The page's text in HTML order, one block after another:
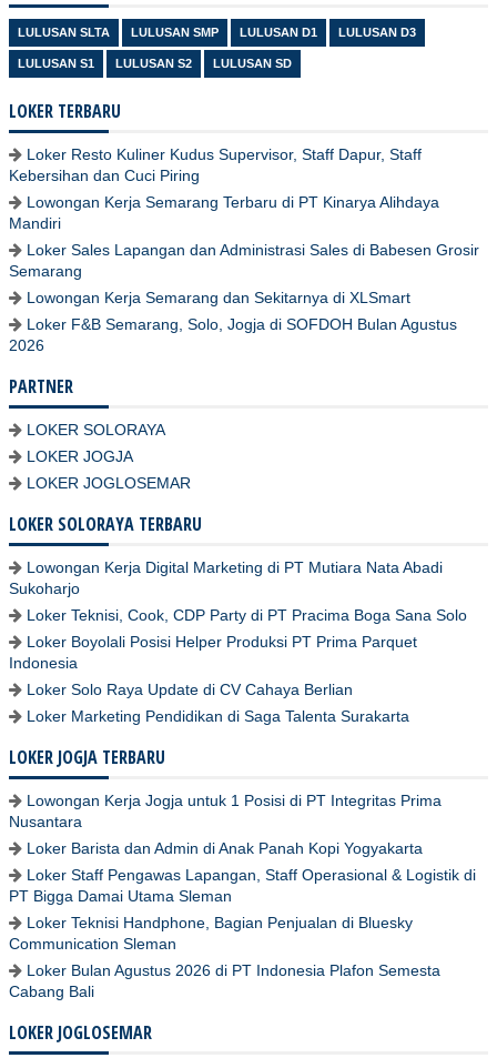
LULUSAN SLTA LULUSAN SMP LULUSAN D1 LULUSAN D3
LULUSAN S1 LULUSAN S2 LULUSAN SD
LOKER TERBARU
Loker Resto Kuliner Kudus Supervisor, Staff Dapur, Staff
Kebersihan dan Cuci Piring
Lowongan Kerja Semarang Terbaru di PT Kinarya Alihdaya
Mandiri
Loker Sales Lapangan dan Administrasi Sales di Babesen Grosir
Semarang
Lowongan Kerja Semarang dan Sekitarnya di XLSmart
Loker F&B Semarang, Solo, Jogja di SOFDOH Bulan Agustus
2026
PARTNER
LOKER SOLORAYA
LOKER JOGJA
LOKER JOGLOSEMAR
LOKER SOLORAYA TERBARU
Lowongan Kerja Digital Marketing di PT Mutiara Nata Abadi
Sukoharjo
Loker Teknisi, Cook, CDP Party di PT Pracima Boga Sana Solo
Loker Boyolali Posisi Helper Produksi PT Prima Parquet
Indonesia
Loker Solo Raya Update di CV Cahaya Berlian
Loker Marketing Pendidikan di Saga Talenta Surakarta
LOKER JOGJA TERBARU
Lowongan Kerja Jogja untuk 1 Posisi di PT Integritas Prima
Nusantara
Loker Barista dan Admin di Anak Panah Kopi Yogyakarta
Loker Staff Pengawas Lapangan, Staff Operasional & Logistik di
PT Bigga Damai Utama Sleman
Loker Teknisi Handphone, Bagian Penjualan di Bluesky
Communication Sleman
Loker Bulan Agustus 2026 di PT Indonesia Plafon Semesta
Cabang Bali
LOKER JOGLOSEMAR